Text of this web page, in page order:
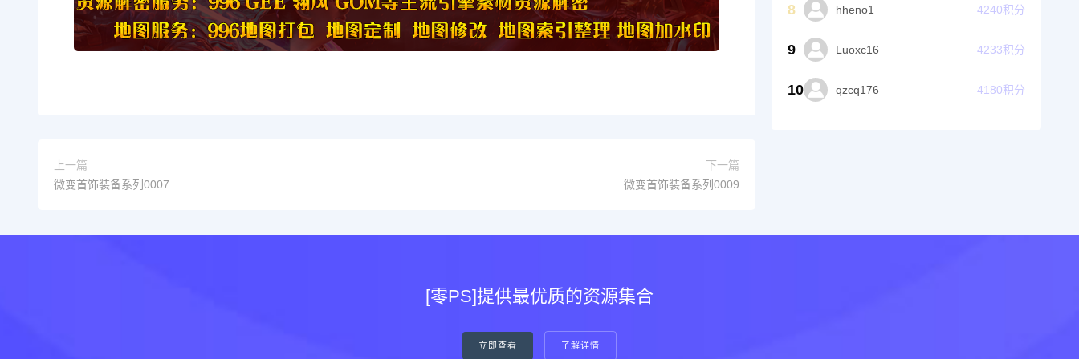
上一篇
微变首饰装备系列0007
下一篇
微变首饰装备系列0009
8 hheno1 4240积分
9 Luoxc16 4233积分
10 qzcq176 4180积分
[零PS]提供最优质的资源集合
立即查看 了解详情